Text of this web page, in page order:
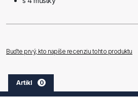
Buďte prvý, kto napíše recenziu tohto produktu
Artikl 0